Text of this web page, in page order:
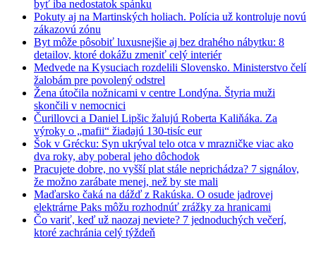
byť iba nedostatok spánku
Pokuty aj na Martinských holiach. Polícia už kontroluje novú
zákazovú zónu
Byt môže pôsobiť luxusnejšie aj bez drahého nábytku: 8
detailov, ktoré dokážu zmeniť celý interiér
Medvede na Kysuciach rozdelili Slovensko. Ministerstvo čelí
žalobám pre povolený odstrel
Žena útočila nožnicami v centre Londýna. Štyria muži
skončili v nemocnici
Čurillovci a Daniel Lipšic žalujú Roberta Kaliňáka. Za
výroky o „mafii“ žiadajú 130-tisíc eur
Šok v Grécku: Syn ukrýval telo otca v mrazničke viac ako
dva roky, aby poberal jeho dôchodok
Pracujete dobre, no vyšší plat stále neprichádza? 7 signálov,
že možno zarábate menej, než by ste mali
Maďarsko čaká na dážď z Rakúska. O osude jadrovej
elektrárne Paks môžu rozhodnúť zrážky za hranicami
Čo variť, keď už naozaj neviete? 7 jednoduchých večerí,
ktoré zachránia celý týždeň